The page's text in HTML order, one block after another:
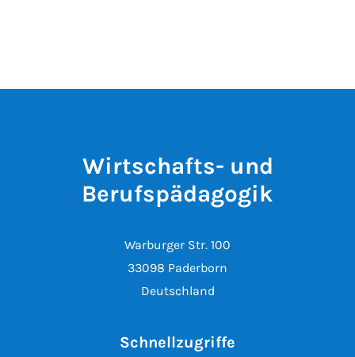
Wirtschafts- und
Berufspädagogik
Warburger Str. 100
33098 Paderborn
Deutschland
Schnellzugriffe